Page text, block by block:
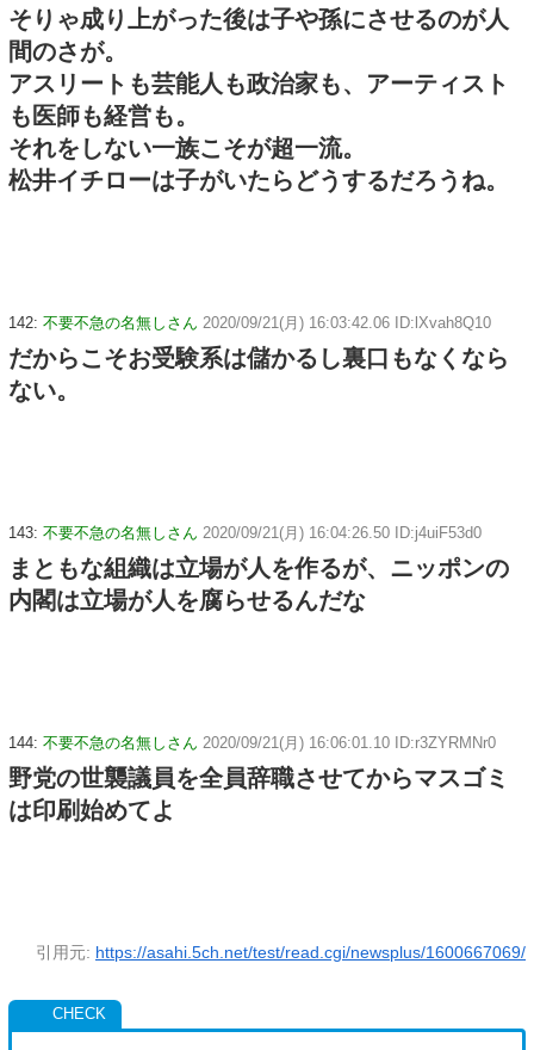
そりゃ成り上がった後は子や孫にさせるのが人
間のさが。
アスリートも芸能人も政治家も、アーティスト
も医師も経営も。
それをしない一族こそが超一流。
松井イチローは子がいたらどうするだろうね。
142: 不要不急の名無しさん 2020/09/21(月) 16:03:42.06 ID:lXvah8Q10
だからこそお受験系は儲かるし裏口もなくなら
ない。
143: 不要不急の名無しさん 2020/09/21(月) 16:04:26.50 ID:j4uiF53d0
まともな組織は立場が人を作るが、ニッポンの
内閣は立場が人を腐らせるんだな
144: 不要不急の名無しさん 2020/09/21(月) 16:06:01.10 ID:r3ZYRMNr0
野党の世襲議員を全員辞職させてからマスゴミ
は印刷始めてよ
引用元: https://asahi.5ch.net/test/read.cgi/newsplus/1600667069/